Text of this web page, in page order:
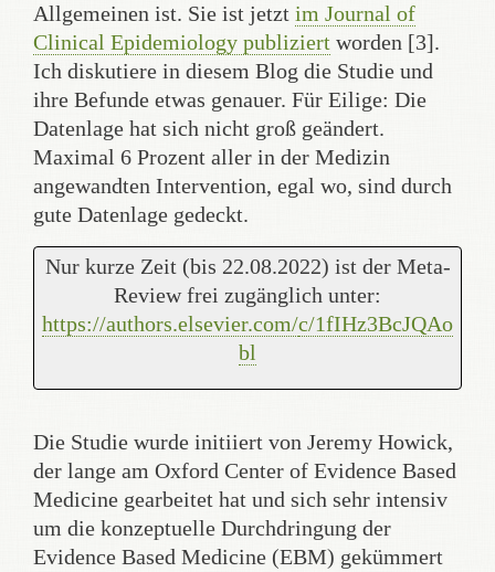
Allgemeinen ist. Sie ist jetzt im Journal of
Clinical Epidemiology publiziert worden [3].
Ich diskutiere in diesem Blog die Studie und
ihre Befunde etwas genauer. Für Eilige: Die
Datenlage hat sich nicht groß geändert.
Maximal 6 Prozent aller in der Medizin
angewandten Intervention, egal wo, sind durch
gute Datenlage gedeckt.
Nur kurze Zeit (bis 22.08.2022) ist der Meta-
Review frei zugänglich unter:
https://authors.elsevier.com/c/1fIHz3BcJQAo
bl
Die Studie wurde initiiert von Jeremy Howick,
der lange am Oxford Center of Evidence Based
Medicine gearbeitet hat und sich sehr intensiv
um die konzeptuelle Durchdringung der
Evidence Based Medicine (EBM) gekümmert